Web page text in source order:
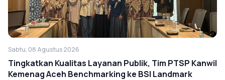
Sabtu, 08 Agustus 2026
Tingkatkan Kualitas Layanan Publik, Tim PTSP Kanwil
Kemenag Aceh Benchmarking ke BSI Landmark